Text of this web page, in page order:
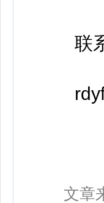
联系
文章来